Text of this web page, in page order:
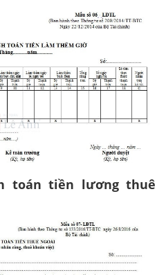
toán tiền lương thuê